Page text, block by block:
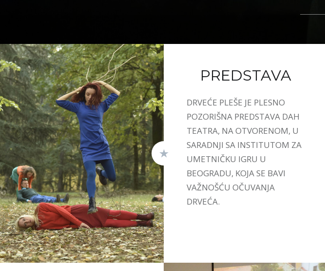
PREDSTAVA
DRVEĆE PLEŠE JE PLESNO
POZORIŠNA PREDSTAVA DAH
TEATRA, NA OTVORENOM, U
SARADNJI SA INSTITUTOM ZA
UMETNIČKU IGRU U
BEOGRADU, KOJA SE BAVI
VAŽNOŠĆU OČUVANJA
DRVEĆA.